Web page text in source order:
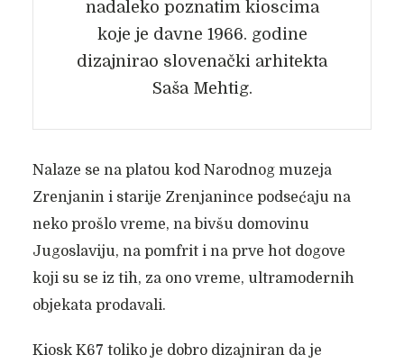
nadaleko poznatim kioscima
koje je davne 1966. godine
dizajnirao slovenački arhitekta
Saša Mehtig.
Nalaze se na platou kod Narodnog muzeja
Zrenjanin i starije Zrenjanince podsećaju na
neko prošlo vreme, na bivšu domovinu
Jugoslaviju, na pomfrit i na prve hot dogove
koji su se iz tih, za ono vreme, ultramodernih
objekata prodavali.
Kiosk K67 toliko je dobro dizajniran da je